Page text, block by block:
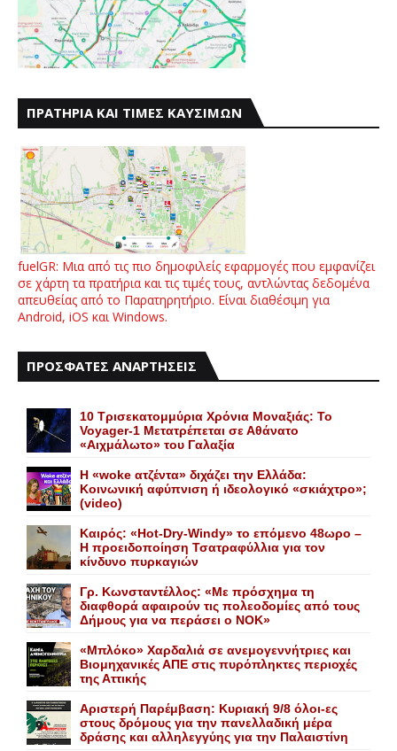
ΠΡΑΤΗΡΙΑ ΚΑΙ ΤΙΜΕΣ ΚΑΥΣΙΜΩΝ
fuelGR: Μια από τις πιο δημοφιλείς εφαρμογές που εμφανίζει
σε χάρτη τα πρατήρια και τις τιμές τους, αντλώντας δεδομένα
απευθείας από το Παρατηρητήριο. Είναι διαθέσιμη για
Android, iOS και Windows.
ΠΡΟΣΦΑΤΕΣ ΑΝΑΡΤΗΣΕΙΣ
10 Τρισεκατομμύρια Χρόνια Μοναξιάς: Το
Voyager-1 Μετατρέπεται σε Αθάνατο
«Αιχμάλωτο» του Γαλαξία
Η «woke ατζέντα» διχάζει την Ελλάδα:
Κοινωνική αφύπνιση ή ιδεολογικό «σκιάχτρο»;
(video)
Καιρός: «Hot-Dry-Windy» το επόμενο 48ωρο –
Η προειδοποίηση Τσατραφύλλια για τον
κίνδυνο πυρκαγιών
Γρ. Κωνσταντέλλος: «Με πρόσχημα τη
διαφθορά αφαιρούν τις πολεοδομίες από τους
Δήμους για να περάσει ο NOK»
«Mπλόκο» Xαρδαλιά σε ανεμογεννήτριες και
Bιομηχανικές ΑΠΕ στις πυρόπληκτες περιοχές
της Αττικής
Αριστερή Παρέμβαση: Κυριακή 9/8 όλοι-ες
στους δρόμους για την πανελλαδική μέρα
δράσης και αλληλεγγύης για την Παλαιστίνη